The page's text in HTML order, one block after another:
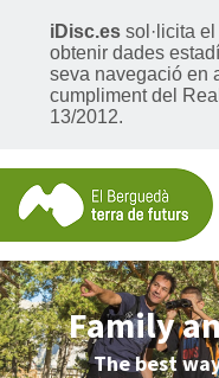
iDisc.es sol·licita
obtenir dades
seva navegació en
cumpliment del
13/2012.
Family
The best